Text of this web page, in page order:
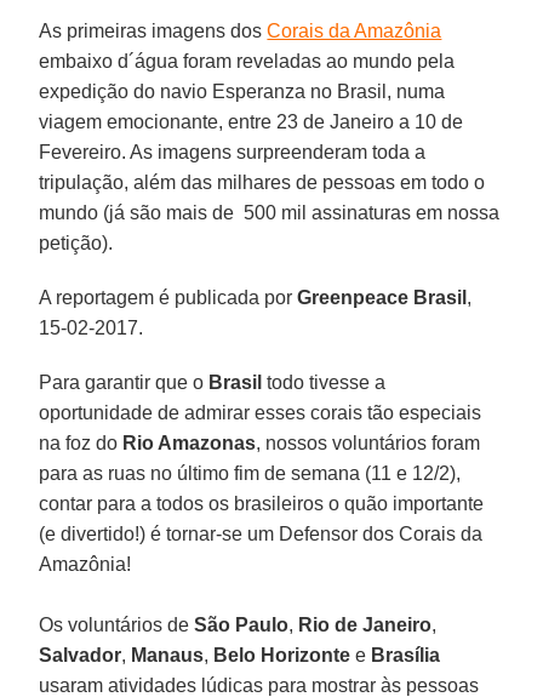
As primeiras imagens dosCorais da Amazônia
embaixo d´água foram reveladas ao mundo pela
expedição do navio Esperanza no Brasil, numa
viagem emocionante, entre 23 de Janeiro a 10 de
Fevereiro. As imagens surpreenderam toda a
tripulação, além das milhares de pessoas em todo o
mundo (já são mais de 500 mil assinaturas em nossa
petição).
A reportagem é publicada porGreenpeace Brasil ,
15-02-2017.
Para garantir que o Brasil todo tivesse a
oportunidade de admirar esses corais tão especiais
na foz do Rio Amazonas, nossos voluntários foram
para as ruas no último fim de semana (11 e 12/2),
contar para a todos os brasileiros o quão importante
(e divertido!) é tornar-se um Defensor dos Corais da
Amazônia!
Os voluntários deSão Paulo, Rio de Janeiro,
Salvador, Manaus, Belo Horizonte e Brasília
usaram atividades lúdicas para mostrar às pessoas